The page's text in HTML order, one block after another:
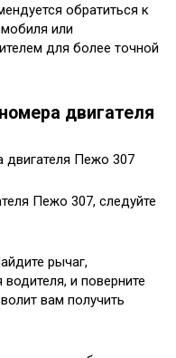
обратиться к
или
для более точной
двигателя
Пежо 307, следуйте
рычаг,
и поверните
вам получить